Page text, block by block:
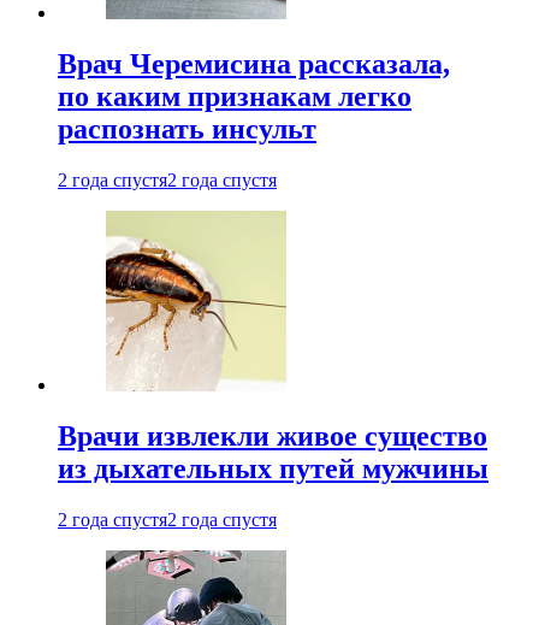
Врач Черемисина рассказала,
по каким признакам легко
распознать инсульт
2 года спустя2 года спустя
Врачи извлекли живое существо
из дыхательных путей мужчины
2 года спустя2 года спустя